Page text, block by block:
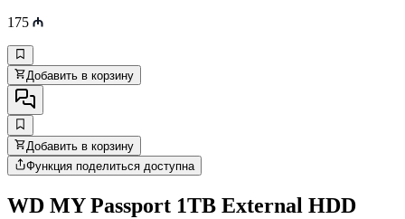
175
Добавить в корзину
Добавить в корзину
Функция поделиться доступна
WD MY Passport 1TB External HDD